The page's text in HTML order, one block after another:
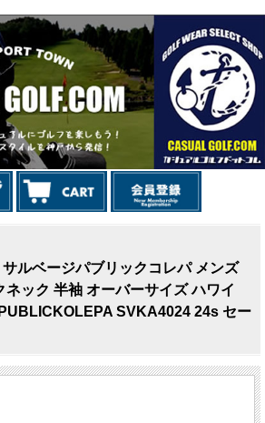
サルベージパブリックコレパ メンズ
ネック 半袖 オーバーサイズ ハワイ
SVKA4024 24s セー